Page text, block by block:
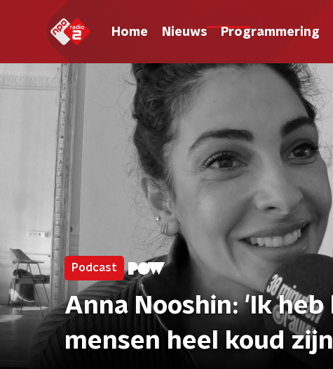
Home Nieuws Programmering
Podcast
Anna Nooshin: 'Ik
mensen heel koud